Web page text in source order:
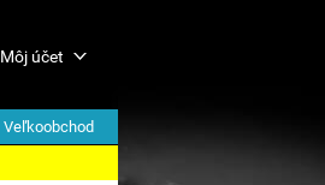
Môj účet
Veľkoobchod